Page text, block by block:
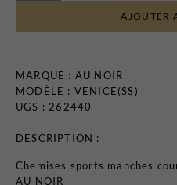
AJOUTER
MARQUE : AU NOIR
MODÈLE : VENICE(SS)
UGS : 262440
DESCRIPTION :
Chemises sports manches
AU NOIR